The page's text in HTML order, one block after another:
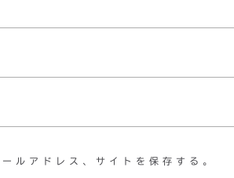
ルアドレス、サイトを保存する。